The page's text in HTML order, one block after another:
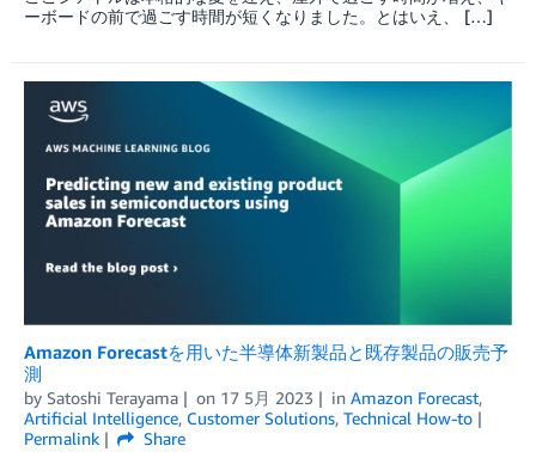
ーボードの前で過ごす時間が短くなりました。とはいえ、 […]
Amazon Forecastを用いた半導体新製品と既存製品の販売予
測
by Satoshi Terayama on 17 5月 2023 in Amazon Forecast,
Artificial Intelligence, Customer Solutions, Technical How-to
Permalink
Share